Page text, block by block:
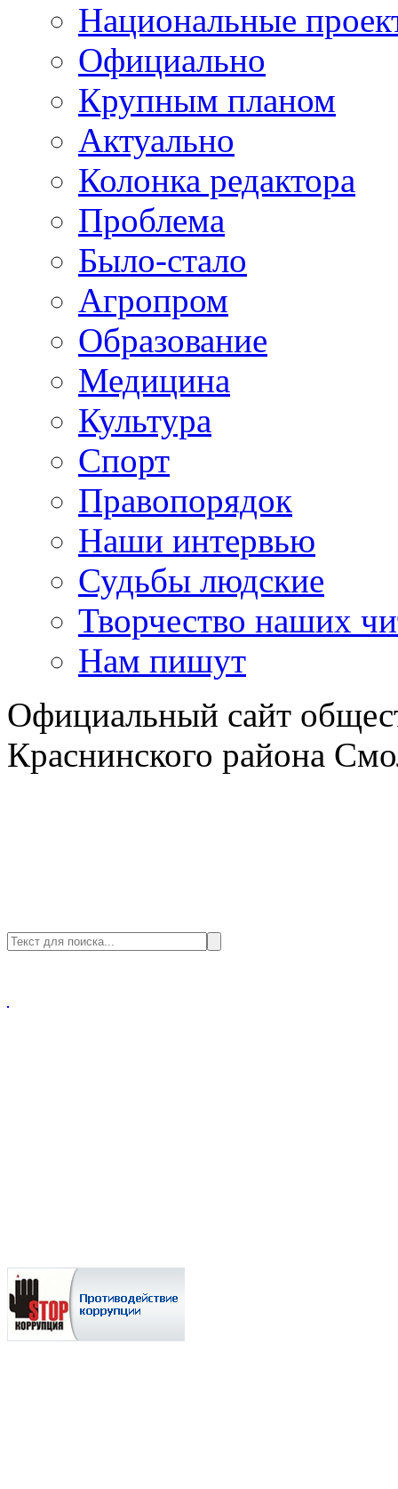
Национальные
Официально
Крупным планом
Актуально
Колонка редактора
Проблема
Было-стало
Агропром
Образование
Медицина
Культура
Спорт
Правопорядок
Наши интервью
Судьбы людские
Творчество наших
Нам пишут
Официальный сайт
Краснинского района